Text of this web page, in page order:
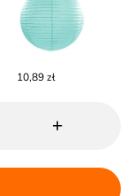
10,89 zł
+